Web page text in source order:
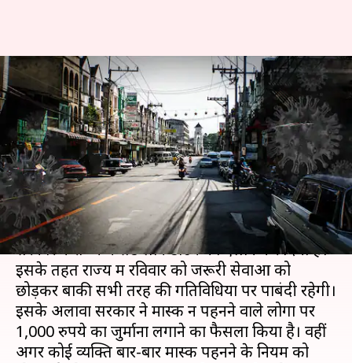
कोरोना: उत्तर प्रदेश में संडे लॉकडाउन
का ऐलान, मास्क न पहनने पर 1,000
रुपये जुर्माना
लेखन प्रमोद कुमार Apr 16, 2021 02:16 pm
क्या है खबर?
कोरोना वायरस के बढ़ते मामलों के बीच उत्तर प्रदेश
सरकार ने राज्य में संडे लॉकडाउन का ऐलान कर दिया है।
इसके तहत राज्य में रविवार को जरूरी सेवाओं को
छोड़कर बाकी सभी तरह की गतिविधियों पर पाबंदी रहेगी।
इसके अलावा सरकार ने मास्क न पहनने वाले लोगों पर
1,000 रुपये का जुर्माना लगाने का फैसला किया है। वहीं
अगर कोई व्यक्ति बार-बार मास्क पहनने के नियम को